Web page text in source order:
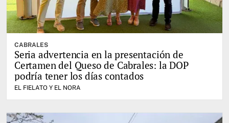
CABRALES
Seria advertencia en la presentación de
Certamen del Queso de Cabrales: la DOP
podría tener los días contados
EL FIELATO Y EL NORA